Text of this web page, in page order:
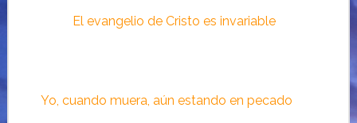
El evangelio de Cristo es invariable
Yo, cuando muera, aún estando en pecado